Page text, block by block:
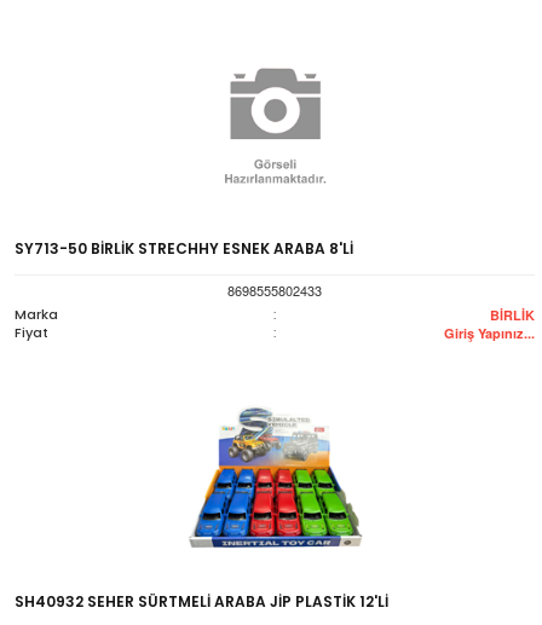
SY713-50 BİRLİK STRECHHY ESNEK ARABA 8'Lİ
8698555802433
Marka
: BİRLİK
Fiyat : Giriş Yapınız...
SH40932 SEHER SÜRTMELİ ARABA JİP PLASTİK 12'Lİ